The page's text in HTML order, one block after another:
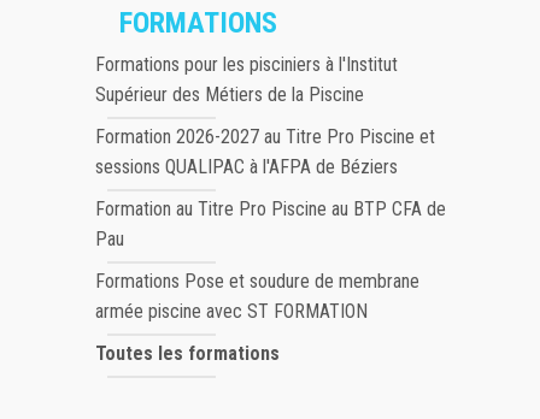
FORMATIONS
Formations pour les pisciniers à l'Institut
Supérieur des Métiers de la Piscine
Formation 2026-2027 au Titre Pro Piscine et
sessions QUALIPAC à l'AFPA de Béziers
Formation au Titre Pro Piscine au BTP CFA de
Pau
Formations Pose et soudure de membrane
armée piscine avec ST FORMATION
Toutes les formations